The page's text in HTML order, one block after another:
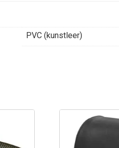
PVC (kunstleer)